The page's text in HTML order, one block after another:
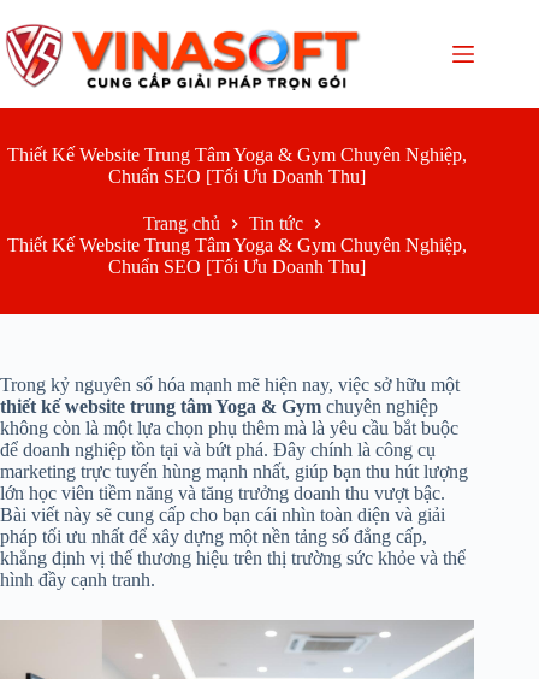
đến
phần
nội
Thiết Kế Website Trung Tâm Yoga & Gym Chuyên Nghiệp,
Chuẩn SEO [Tối Ưu Doanh Thu]
Trang chủ
Tin tức
Thiết Kế Website Trung Tâm Yoga & Gym Chuyên Nghiệp,
Chuẩn SEO [Tối Ưu Doanh Thu]
Trong kỷ nguyên số hóa mạnh mẽ hiện nay, việc sở hữu một
thiết kế website trung tâm Yoga & Gym chuyên nghiệp
không còn là một lựa chọn phụ thêm mà là yêu cầu bắt buộc
để doanh nghiệp tồn tại và bứt phá. Đây chính là công cụ
marketing trực tuyến hùng mạnh nhất, giúp bạn thu hút lượng
lớn học viên tiềm năng và tăng trưởng doanh thu vượt bậc.
Bài viết này sẽ cung cấp cho bạn cái nhìn toàn diện và giải
pháp tối ưu nhất để xây dựng một nền tảng số đẳng cấp,
khẳng định vị thế thương hiệu trên thị trường sức khỏe và thể
hình đầy cạnh tranh.